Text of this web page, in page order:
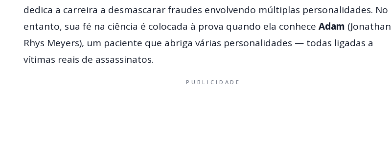
dedica a carreira a desmascarar fraudes envolvendo múltiplas personalidades. No
entanto, sua fé na ciência é colocada à prova quando ela conhece Adam (Jonathan
Rhys Meyers), um paciente que abriga várias personalidades — todas ligadas a
vítimas reais de assassinatos.
PUBLICIDADE